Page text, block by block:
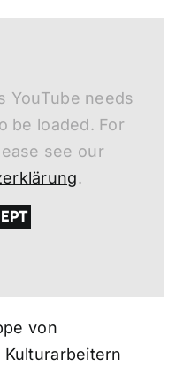
YouTube needs
be loaded. For
see our
.
von